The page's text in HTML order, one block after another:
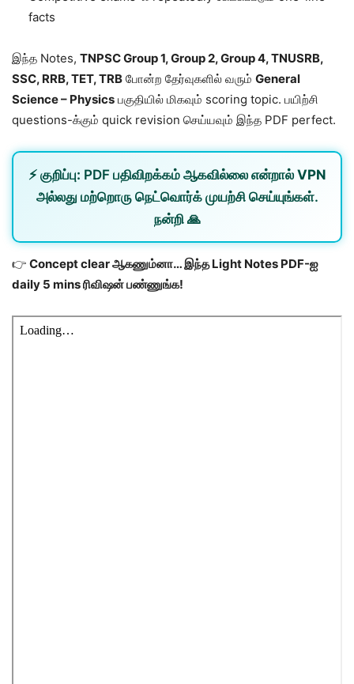
facts
இந்த Notes, TNPSC Group 1, Group 2, Group 4, TNUSRB,
SSC, RRB, TET, TRB போன்ற தேர்வுகளில் வரும் General
Science – Physics பகுதியில் மிகவும் scoring topic. பயிற்சி
questions-க்கும் quick revision செய்யவும் இந்த PDF perfect.
⚡ குறிப்பு: PDF பதிவிறக்கம் ஆகவில்லை என்றால் VPN
அல்லது மற்றொரு நெட்வொர்க்முயற்சி செய்யுங்கள்.
நன்றி 🙏
👉 Concept clear ஆகணும்னா… இந்த Light Notes PDF-ஐ
daily 5 mins ரிவிஷன் பண்ணுங்க!